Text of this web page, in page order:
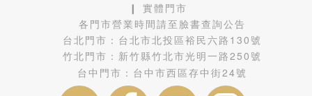
❙ 實體門市
各門市營業時間請至臉書查詢公告
台北門市： 台北市北投區裕民六路130號
竹北門市： 新竹縣竹北市光明一路250號
台中門市： 台中市西區存中街24號